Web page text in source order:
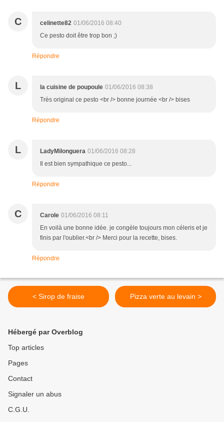
C celinette82 01/06/2016 08:40
Ce pesto doit être trop bon ;)
Répondre
L la cuisine de poupoule 01/06/2016 08:38
Très original ce pesto <br /> bonne journée <br /> bises
Répondre
L LadyMilonguera 01/06/2016 08:28
Il est bien sympathique ce pesto...
Répondre
C Carole 01/06/2016 08:11
En voilà une bonne idée. je congèle toujours mon céleris et je
finis par l'oublier.<br /> Merci pour la recette, bises.
Répondre
< Sirop de fraise Pizza verte au levain >
Hébergé par Overblog
Top articles
Pages
Contact
Signaler un abus
C.G.U.